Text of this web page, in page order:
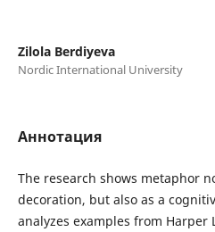
Zilola Berdiyeva
Nordic International University
Аннотация
The research shows metaphor
decoration, but also as a
analyzes examples from Harper